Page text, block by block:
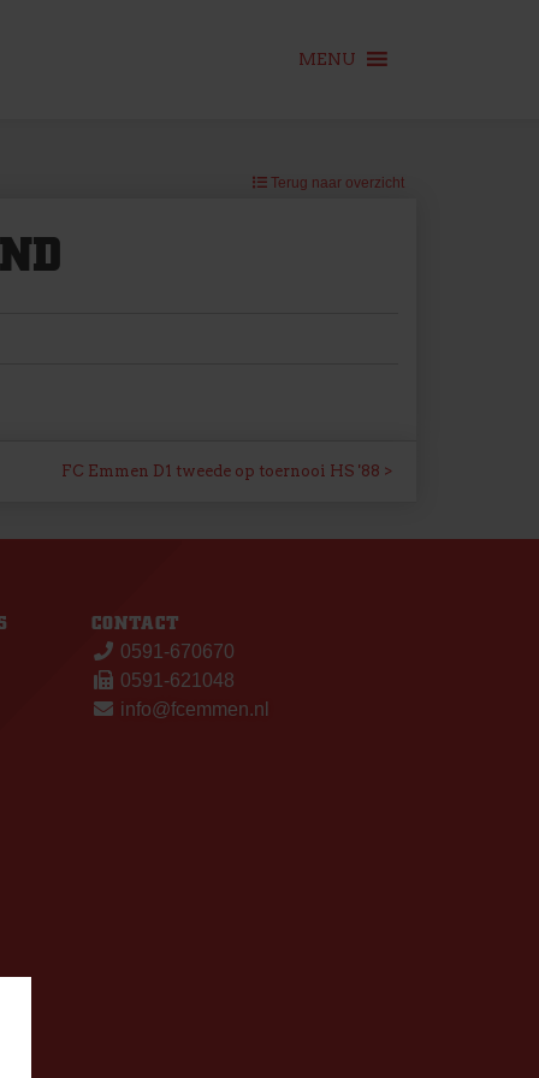
MENU
Terug naar overzicht
FC Emmen D1 tweede op toernooi HS '88
CONTACT
0591-670670
0591-621048
info@fcemmen.nl